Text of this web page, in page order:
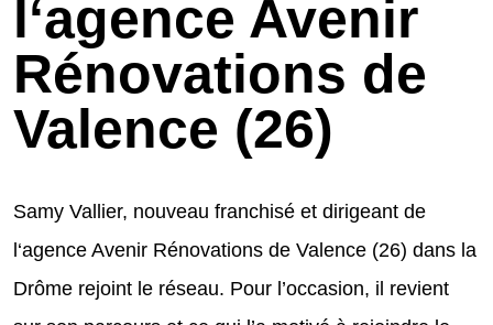
l‘agence Avenir
Rénovations de
Valence (26)
Samy Vallier, nouveau franchisé et dirigeant de
l‘agence Avenir Rénovations de Valence (26) dans la
Drôme rejoint le réseau. Pour l’occasion, il revient